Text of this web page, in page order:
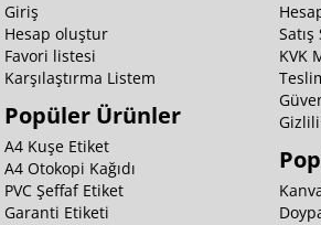
Giriş
Hesap oluştur
Favori listesi
Karşılaştırma Listem
Popüler Ürünler
A4 Kuşe Etiket
A4 Otokopi Kağıdı
PVC Şeffaf Etiket
Garanti Etiketi
KVK